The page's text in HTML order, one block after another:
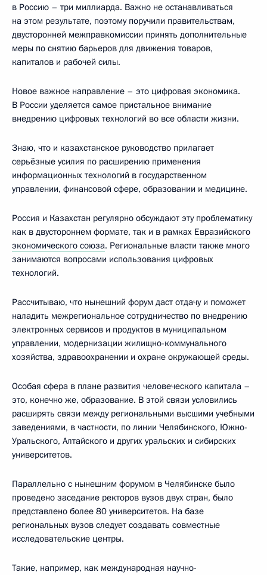
в Россию – три миллиарда. Важно не останавливаться
на этом результате, поэтому поручили правительствам,
двусторонней межправкомиссии принять дополнительные
меры по снятию барьеров для движения товаров,
капиталов и рабочей силы.
Новое важное направление – это цифровая экономика.
В России уделяется самое пристальное внимание
внедрению цифровых технологий во все области жизни.
Знаю, что и казахстанское руководство прилагает
серьёзные усилия по расширению применения
информационных технологий в государственном
управлении, финансовой сфере, образовании и медицине.
Россия и Казахстан регулярно обсуждают эту проблематику
как в двустороннем формате, так и в рамках Евразийского
экономического союза. Региональные власти также много
занимаются вопросами использования цифровых
технологий.
Рассчитываю, что нынешний форум даст отдачу и поможет
наладить межрегиональное сотрудничество по внедрению
электронных сервисов и продуктов в муниципальном
управлении, модернизации жилищно-коммунального
хозяйства, здравоохранении и охране окружающей среды.
Особая сфера в плане развития человеческого капитала –
это, конечно же, образование. В этой связи условились
расширять связи между региональными высшими учебными
заведениями, в частности, по линии Челябинского, Южно-
Уральского, Алтайского и других уральских и сибирских
университетов.
Параллельно с нынешним форумом в Челябинске было
проведено заседание ректоров вузов двух стран, было
представлено более 80 университетов. На базе
региональных вузов следует создавать совместные
исследовательские центры.
Такие, например, как международная научно-